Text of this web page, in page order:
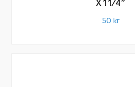
X 1 1/4″
50 kr